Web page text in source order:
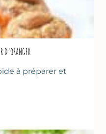
D’ORANGER
à préparer et